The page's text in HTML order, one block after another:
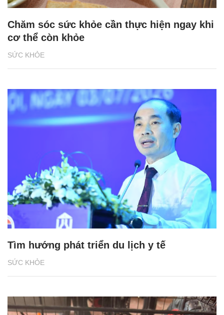
SỨC KHỎE
Chăm sóc sức khỏe cần thực hiện ngay khi
cơ thể còn khỏe
SỨC KHỎE
Tìm hướng phát triển du lịch y tế